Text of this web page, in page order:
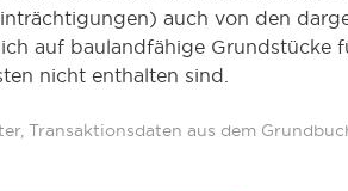
auch von den
auf baulandfähige
nicht enthalten sind.
Transaktionsdaten aus dem